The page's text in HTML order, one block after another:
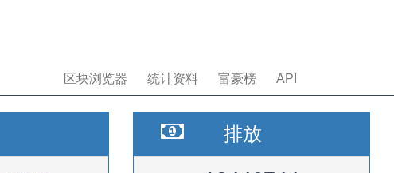
区块浏览器 统计资料 富豪榜 API
排放